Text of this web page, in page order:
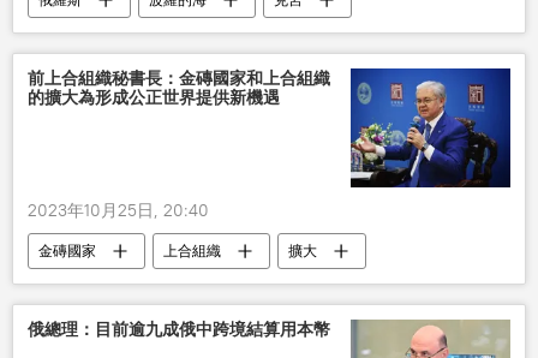
前上合組織秘書長：金磚國家和上合組織
的擴大為形成公正世界提供新機遇
2023年10月25日, 20:40
金磚國家 上合組織
擴大
成功
俄總理：目前逾九成俄中跨境結算用本幣